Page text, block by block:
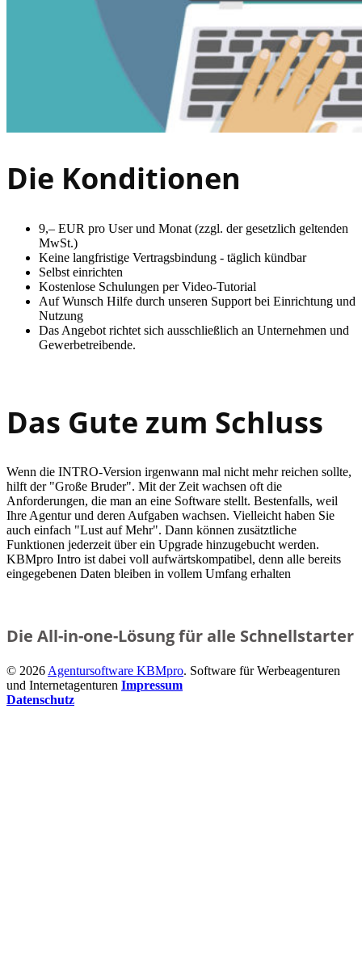
Die Konditionen
9,– EUR pro User und Monat (zzgl. der gesetzlich geltenden
MwSt.)
Keine langfristige Vertragsbindung - täglich kündbar
Selbst einrichten
Kostenlose Schulungen per Video-Tutorial
Auf Wunsch Hilfe durch unseren Support bei Einrichtung und
Nutzung
Das Angebot richtet sich ausschließlich an Unternehmen und
Gewerbetreibende.
Das Gute zum Schluss
Wenn die INTRO-Version irgenwann mal nicht mehr reichen sollte,
hilft der "Große Bruder". Mit der Zeit wachsen oft die
Anforderungen, die man an eine Software stellt. Bestenfalls, weil
Ihre Agentur und deren Aufgaben wachsen. Vielleicht haben Sie
auch einfach "Lust auf Mehr". Dann können zusätztliche
Funktionen jederzeit über ein Upgrade hinzugebucht werden.
KBMpro Intro ist dabei voll aufwärtskompatibel, denn alle bereits
eingegebenen Daten bleiben in vollem Umfang erhalten
Die All-in-one-Lösung für alle Schnellstarter
© 2026Agentursoftware KBMpro. Software für Werbeagenturen
und Internetagenturen Impressum
Datenschutz